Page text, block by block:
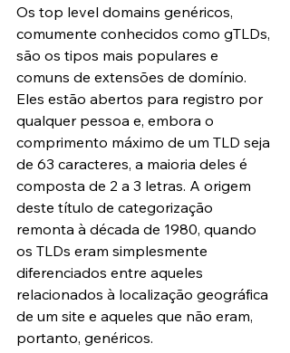
Os top level domains genéricos,
comumente conhecidos como gTLDs,
são os tipos mais populares e
comuns de extensões de domínio.
Eles estão abertos para registro por
qualquer pessoa e, embora o
comprimento máximo de um TLD seja
de 63 caracteres, a maioria deles é
composta de 2 a 3 letras. A origem
deste título de categorização
remonta à década de 1980, quando
os TLDs eram simplesmente
diferenciados entre aqueles
relacionados à localização geográfica
de um site e aqueles que não eram,
portanto, genéricos.